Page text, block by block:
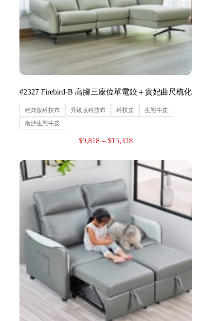
#2327 Firebird-B 高腳三座位單電鉸＋貴妃曲尺梳化
經典版科技布 升級版科技布 科技皮
生態牛皮
磨沙生態牛皮
$9,818 – $15,318